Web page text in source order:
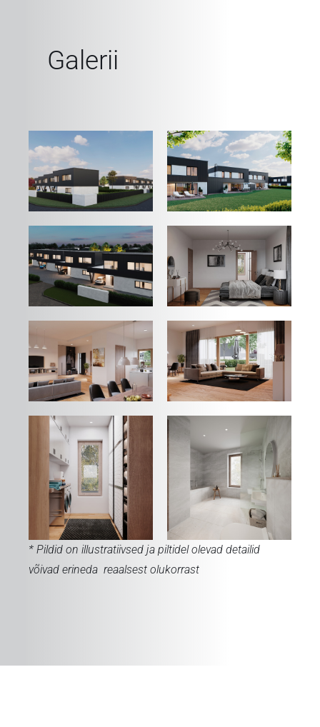
Galerii
* Pildid on illustratiivsed ja piltidel olevad detailid
võivad erineda reaalsest olukorrast